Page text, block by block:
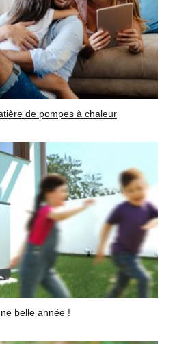
de pompes à chaleur
belle année !